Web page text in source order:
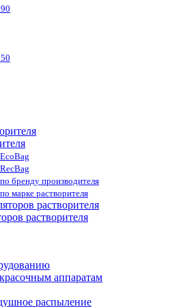
бренду производителя
марке растворителя
растворителя
аппаратам
распыление